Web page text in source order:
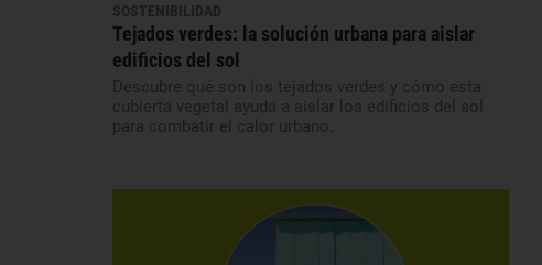
SOSTENIBILIDAD
Tejados verdes: la solución urbana para aislar
edificios del sol
Descubre qué son los tejados verdes y cómo esta
cubierta vegetal ayuda a aislar los edificios del sol
para combatir el calor urbano.